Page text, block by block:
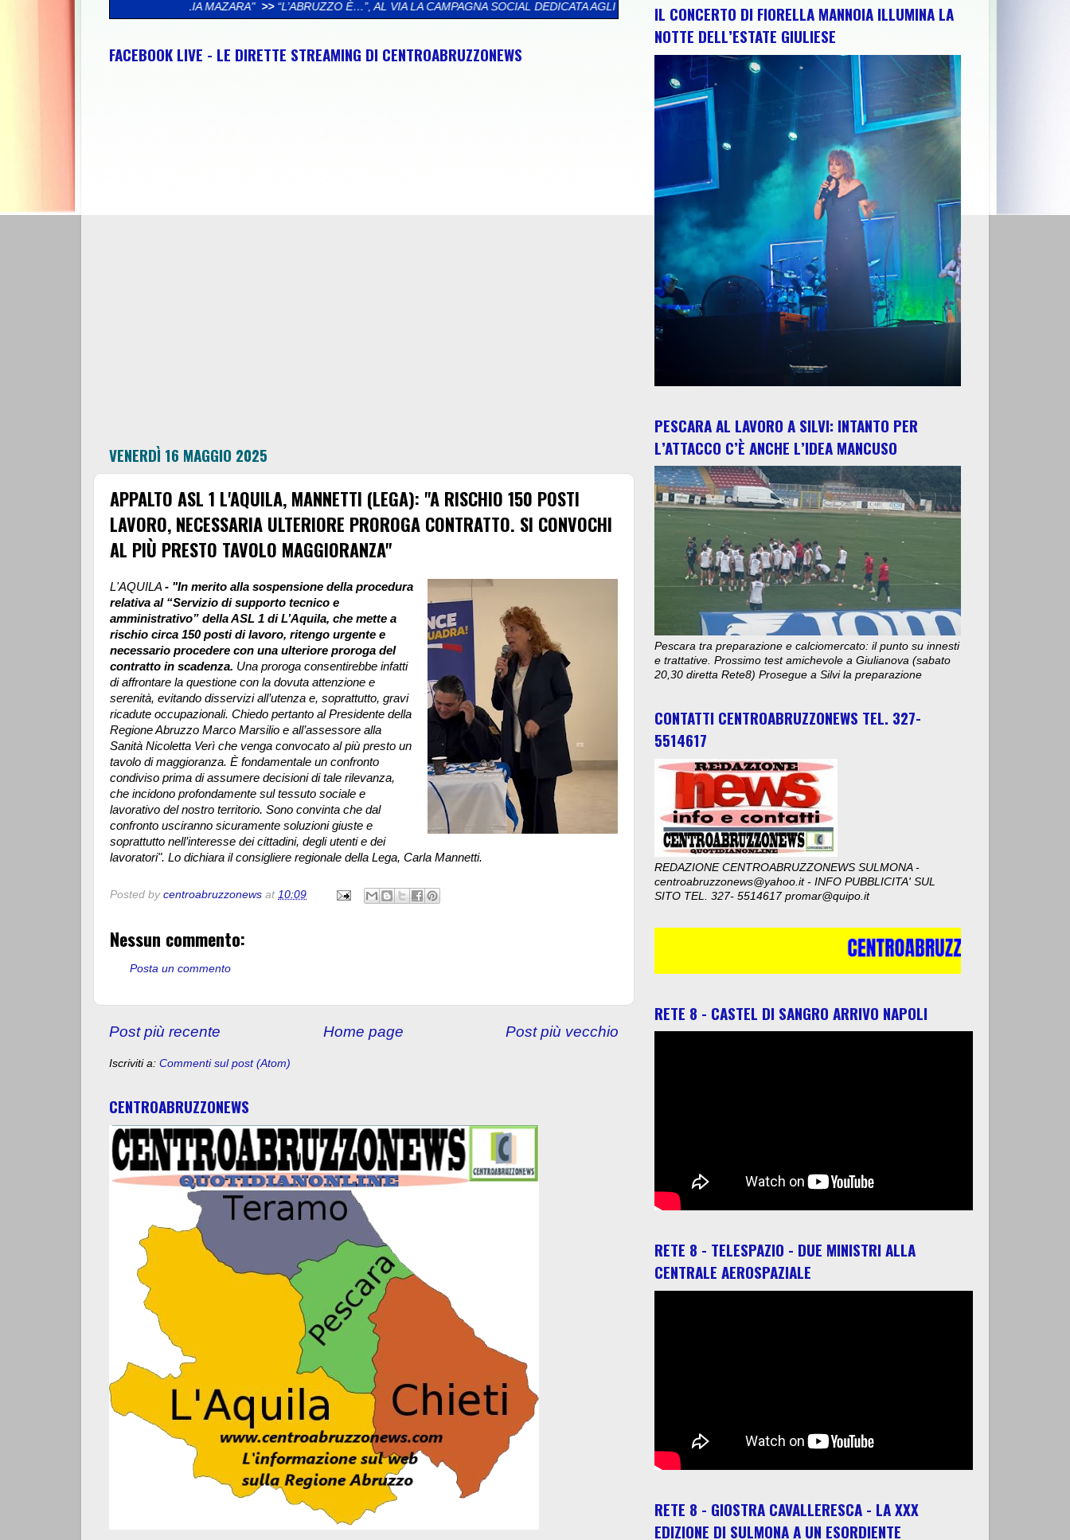
“L’ABRUZZO È…”, AL VIA LA CAMPAGNA SOCIAL DEDICATA AGLI ABRUZZESI NEL MONDO CIP E REGIONE ABRUZZO PER RAFFORZARE IMPIANTI, RISORSE E
FACEBOOK LIVE - LE DIRETTE STREAMING DI CENTROABRUZZONEWS
VENERDÌ 16 MAGGIO 2025
APPALTO ASL 1 L'AQUILA, MANNETTI (LEGA): "A RISCHIO 150 POSTI
LAVORO, NECESSARIA ULTERIORE PROROGA CONTRATTO. SI CONVOCHI
AL PIÙ PRESTO TAVOLO MAGGIORANZA"
L'AQUILA - "In merito alla sospensione della procedura
relativa al “Servizio di supporto tecnico e
amministrativo” della ASL 1 di L’Aquila, che mette a
rischio circa 150 posti di lavoro, ritengo urgente e
necessario procedere con una ulteriore proroga del
contratto in scadenza. Una proroga consentirebbe infatti
di affrontare la questione con la dovuta attenzione e
serenità, evitando disservizi all’utenza e, soprattutto, gravi
ricadute occupazionali. Chiedo pertanto al Presidente della
Regione Abruzzo Marco Marsilio e all’assessore alla
Sanità Nicoletta Verì che venga convocato al più presto un
tavolo di maggioranza. È fondamentale un confronto
condiviso prima di assumere decisioni di tale rilevanza,
che incidono profondamente sul tessuto sociale e
lavorativo del nostro territorio. Sono convinta che dal
confronto usciranno sicuramente soluzioni giuste e
soprattutto nell’interesse dei cittadini, degli utenti e dei
lavoratori". Lo dichiara il consigliere regionale della Lega, Carla Mannetti.
Posted by centroabruzzonews at 10:09
Nessun commento:
Posta un commento
Post più recente Post più vecchio
Home page
Iscriviti a: Commenti sul post (Atom)
CENTROABRUZZONEWS
IL CONCERTO DI FIORELLA MANNOIA ILLUMINA LA
NOTTE DELL’ESTATE GIULIESE
PESCARA AL LAVORO A SILVI: INTANTO PER
L’ATTACCO C’È ANCHE L’IDEA MANCUSO
Pescara tra preparazione e calciomercato: il punto su innesti
e trattative. Prossimo test amichevole a Giulianova (sabato
20,30 diretta Rete8) Prosegue a Silvi la preparazione
CONTATTI CENTROABRUZZONEWS TEL. 327-
5514617
REDAZIONE CENTROABRUZZONEWS SULMONA -
centroabruzzonews@yahoo.it - INFO PUBBLICITA' SUL
SITO TEL. 327- 5514617 promar@quipo.it
RETE 8 - CASTEL DI SANGRO ARRIVO NAPOLI
RETE 8 - TELESPAZIO - DUE MINISTRI ALLA
CENTRALE AEROSPAZIALE
RETE 8 - GIOSTRA CAVALLERESCA - LA XXX
EDIZIONE DI SULMONA A UN ESORDIENTE